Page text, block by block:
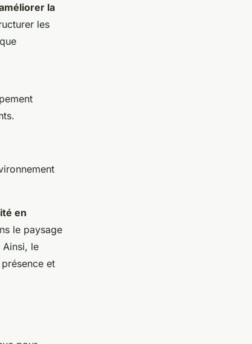
la
les
en
le paysage
le
et